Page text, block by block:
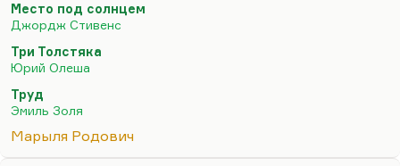
первородное проклятие человека. Еще Толстой в
известной полемике против Золя, против его
романа «Труд», говорит о том, что Запад
принимает труд за средство спасения души. А
ведь работа на самом деле — это самогипноз, это
труда, потому что настоящая работа происходит
Место под солнцем
Джордж Стивенс
Три Толстяка
Юрий Олеша
Труд
Эмиль Золя
Марыля Родович